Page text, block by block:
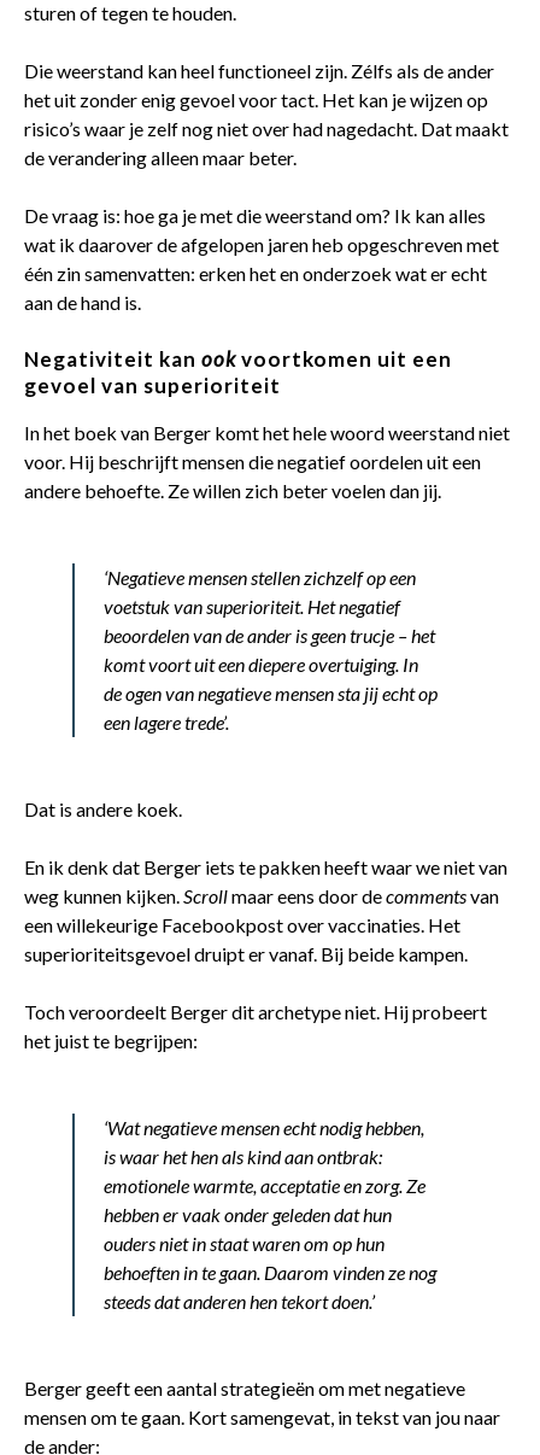
sturen of tegen te houden.
Die weerstand kan heel functioneel zijn. Zélfs als de ander
het uit zonder enig gevoel voor tact. Het kan je wijzen op
risico’s waar je zelf nog niet over had nagedacht. Dat maakt
de verandering alleen maar beter.
De vraag is: hoe ga je met die weerstand om? Ik kan alles
wat ik daarover de afgelopen jaren heb opgeschreven met
één zin samenvatten: erken het en onderzoek wat er echt
aan de hand is.
Negativiteit kan ookvoortkomen uit een
gevoel van superioriteit
In het boek van Berger komt het hele woord weerstand niet
voor. Hij beschrijft mensen die negatief oordelen uit een
andere behoefte. Ze willen zich beter voelen dan jij.
‘Negatieve mensen stellen zichzelf op een
voetstuk van superioriteit. Het negatief
beoordelen van de ander is geen trucje – het
komt voort uit een diepere overtuiging. In
de ogen van negatieve mensen sta jij echt op
een lagere trede’.
Dat is andere koek.
En ik denk dat Berger iets te pakken heeft waar we niet van
weg kunnen kijken.Scrollmaar eens door decommentsvan
een willekeurige Facebookpost over vaccinaties. Het
superioriteitsgevoel druipt er vanaf. Bij beide kampen.
Toch veroordeelt Berger dit archetype niet. Hij probeert
het juist te begrijpen:
‘Wat negatieve mensen echt nodig hebben,
is waar het hen als kind aan ontbrak:
emotionele warmte, acceptatie en zorg. Ze
hebben er vaak onder geleden dat hun
ouders niet in staat waren om op hun
behoeften in te gaan. Daarom vinden ze nog
steeds dat anderen hen tekort doen.’
Berger geeft een aantal strategieën om met negatieve
mensen om te gaan. Kort samengevat, in tekst van jou naar
de ander: